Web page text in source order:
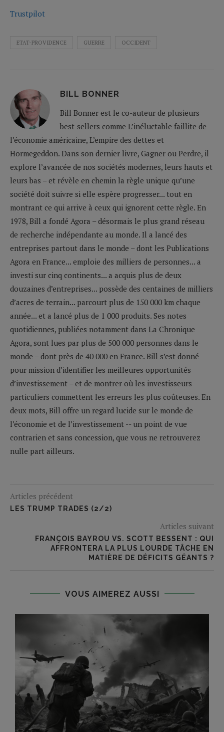
Trustpilot
ETAT-PROVIDENCE GUERRE OCCIDENT
BILL BONNER
Bill Bonner est le co-auteur de plusieurs
best-sellers comme L’inéluctable faillite de
l’économie américaine, L’empire des dettes et
Hormegeddon. Dans son dernier livre, Gagner ou Perdre, il
explore l’avancée de nos sociétés modernes, leurs hauts et
leurs bas – et révèle en chemin la règle unique qu’une
société doit suivre si elle espère progresser... tout en
montrant ce qui arrive à ceux qui ignorent cette règle. En
1978, Bill a fondé Agora – désormais le plus grand réseau
de recherche indépendante au monde. Il a lancé des
entreprises partout dans le monde – dont les Publications
Agora en France... emploie des milliers de personnes... a
investi sur cinq continents... a acquis plus de deux
douzaines d’entreprises... possède des centaines de milliers
d’acres de terrain... parcourt plus de 150 000 km chaque
année... et a lancé plus de 1 000 produits. Ses notes
quotidiennes, publiées notamment dans La Chronique
Agora, sont lues par plus de 500 000 personnes dans le
monde – dont près de 40 000 en France. Bill s’est donné
pour mission d’identifier les meilleures opportunités
d’investissement – et de montrer où les investisseurs
particuliers commettent les erreurs les plus coûteuses. En
deux mots, Bill offre un regard lucide sur le monde de
l’économie et de l’investissement -- un point de vue
contrarien et sans concession, que vous ne retrouverez
nulle part ailleurs.
Articles précédent
LES TRUMP TRADES (2/2)
Articles suivant
FRANÇOIS BAYROU VS. SCOTT BESSENT : QUI
AFFRONTERA LA PLUS LOURDE TÂCHE EN
MATIÈRE DE DÉFICITS GÉANTS ?
VOUS AIMEREZ AUSSI